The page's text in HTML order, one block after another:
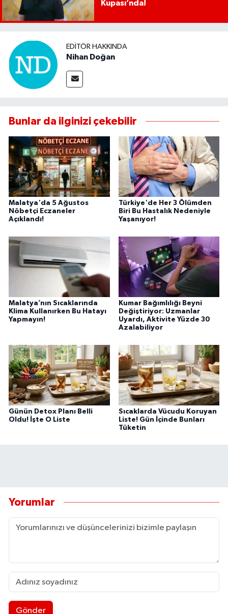
Kupası’nda!
EDITÖR HAKKINDA
Nihan Doğan
Bunlar da ilginizi çekebilir
Malatya'da 5 Ağustos
Nöbetçi Eczaneler
Açıklandı!
Türkiye'de Her 3 Ölümden
Biri Bu Hastalık Nedeniyle
Yaşanıyor!
Malatya’nın Sıcaklarında
Klima Kullanırken Bu Hatayı
Yapmayın!
Kumar Bağımlılığı Beyni
Değiştiriyor: Uzmanlar
Uyardı, Aktivite Yüzde 30
Azalabiliyor
Günün Detox Planı Belli
Oldu! İşte O Liste
Sıcaklarda Vücudu Koruyan
Liste! Gün İçinde Bunları
Tüketin
Yorumlar
Gönder